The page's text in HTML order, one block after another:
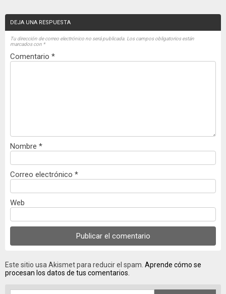
DEJA UNA RESPUESTA
Tu dirección de correo electrónico no será publicada. Los campos obligatorios están
marcados con *
Comentario *
Nombre *
Correo electrónico *
Web
Este sitio usa Akismet para reducir el spam. Aprende cómo se
procesan los datos de tus comentarios.